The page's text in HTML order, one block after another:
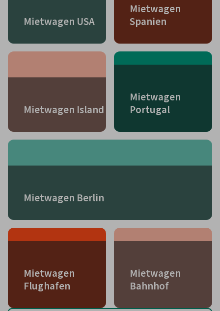
Mietwagen USA
Mietwagen
Spanien
Mietwagen Island
Mietwagen
Portugal
Mietwagen Berlin
Mietwagen
Flughafen
Mietwagen
Bahnhof